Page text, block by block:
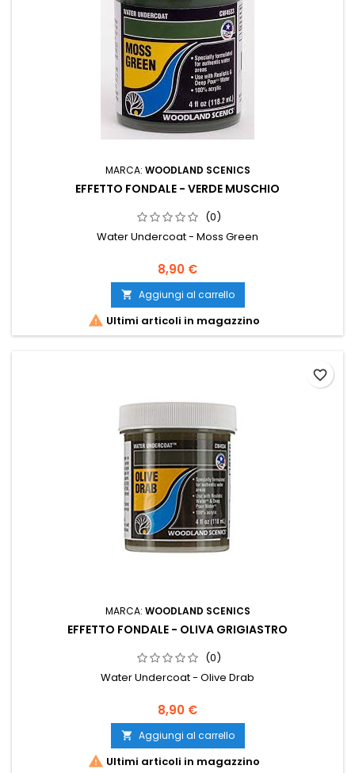
MARCA: WOODLAND SCENICS
EFFETTO FONDALE - VERDE MUSCHIO
(0)
Water Undercoat - Moss Green
8,90 €
 Aggiungi al carrello
 Ultimi articoli in magazzino
MARCA: WOODLAND SCENICS
EFFETTO FONDALE - OLIVA GRIGIASTRO
(0)
Water Undercoat - Olive Drab
8,90 €
 Aggiungi al carrello
 Ultimi articoli in magazzino
favorite_border